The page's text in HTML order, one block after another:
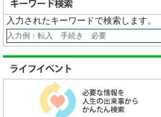
入力されたキーワードで検索します。